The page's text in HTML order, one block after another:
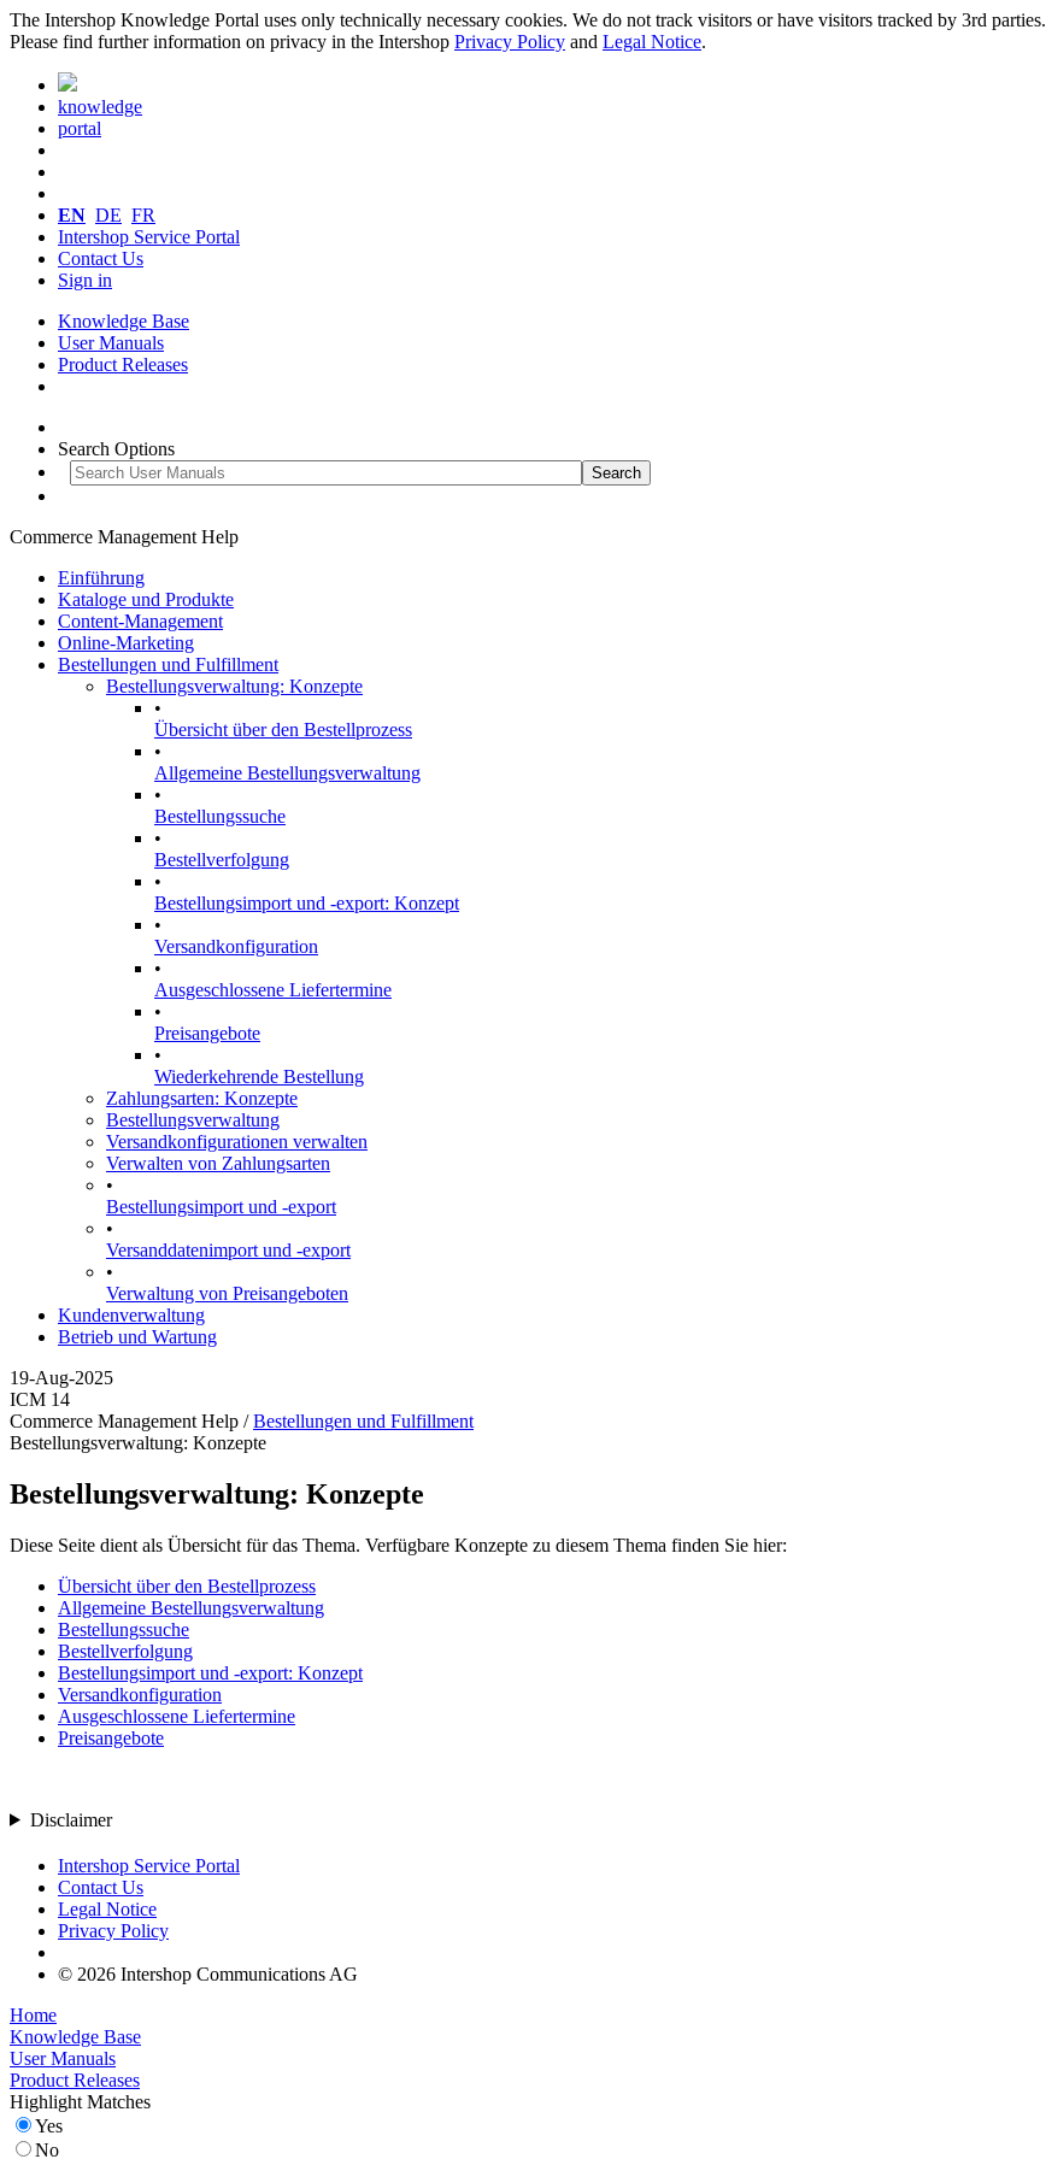
The Intershop Knowledge Portal uses only technically necessary cookies. We do not track visitors or have visitors tracked by 3rd parties.
Please find further information on privacy in the Intershop Privacy Policy and Legal Notice.
knowledge
portal
EN DE FR
Intershop Service Portal
Contact Us
Sign in
Knowledge Base
User Manuals
Product Releases
Search Options
Commerce Management Help
Einführung
Kataloge und Produkte
Content-Management
Online-Marketing
Bestellungen und Fulfillment
Bestellungsverwaltung: Konzepte
•
Übersicht über den Bestellprozess
•
Allgemeine Bestellungsverwaltung
•
Bestellungssuche
•
Bestellverfolgung
•
Bestellungsimport und -export: Konzept
•
Versandkonfiguration
•
Ausgeschlossene Liefertermine
•
Preisangebote
•
Wiederkehrende Bestellung
Zahlungsarten: Konzepte
Bestellungsverwaltung
Versandkonfigurationen verwalten
Verwalten von Zahlungsarten
•
Bestellungsimport und -export
•
Versanddatenimport und -export
•
Verwaltung von Preisangeboten
Kundenverwaltung
Betrieb und Wartung
19-Aug-2025
ICM 14
Commerce Management Help /Bestellungen und Fulfillment
Bestellungsverwaltung: Konzepte
Bestellungsverwaltung: Konzepte
Diese Seite dient als Übersicht für das Thema. Verfügbare Konzepte zu diesem Thema finden Sie hier:
Übersicht über den Bestellprozess
Allgemeine Bestellungsverwaltung
Bestellungssuche
Bestellverfolgung
Bestellungsimport und -export: Konzept
Versandkonfiguration
Ausgeschlossene Liefertermine
Preisangebote
Disclaimer
Intershop Service Portal
Contact Us
Legal Notice
Privacy Policy
© 2026 Intershop Communications AG
Home
Knowledge Base
User Manuals
Product Releases
Highlight Matches
Yes
No